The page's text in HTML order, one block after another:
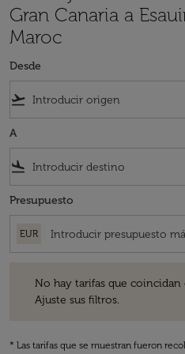
Gran Canaria a
Maroc
Desde
flight_takeoff
A
flight_land
Presupuesto
EUR
No hay tarifas que
Ajuste sus filtros.
* Las tarifas que se muestran fueron